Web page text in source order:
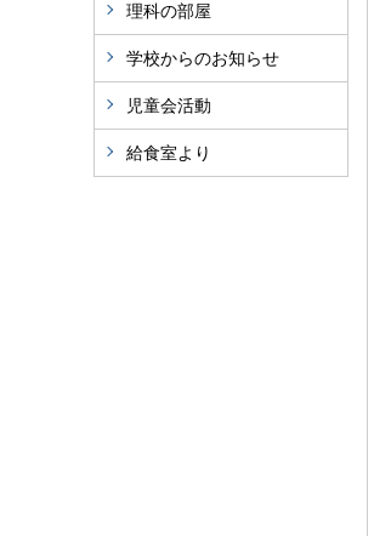
理科の部屋
学校からのお知らせ
児童会活動
給食室より